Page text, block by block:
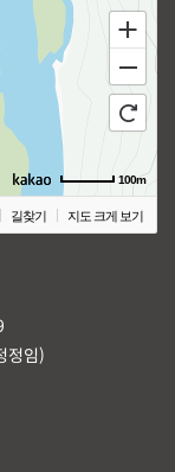
100m
길찾기 지도 크게 보기
정임)